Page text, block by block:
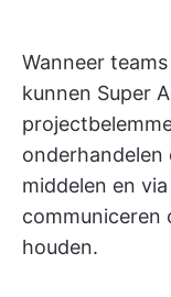
Wanneer
kunnen Super
onderhandelen
middelen en
communiceren
houden.